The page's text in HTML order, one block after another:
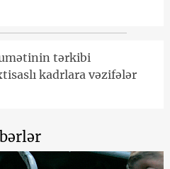
tərkibi
kadrlara vəzifələr